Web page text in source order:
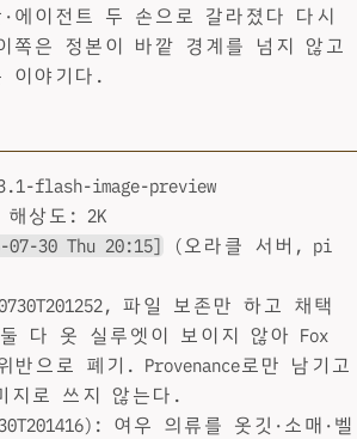
에이전트 두 손으로 갈라졌다 다시
쪽은 정본이 바깥 경계를 넘지 않고
이야기다.
flash-image-preview
상도: 2K
07-30 Thu 20:15]
(오라클 서버, pi
파일 보존만 하고 채택
다 옷 실루엣이 보이지 않아 Fox
으로 폐기. Provenance로만 남기고
지로 쓰지 않는다.
여우 의류를 옷깃·소매·벨